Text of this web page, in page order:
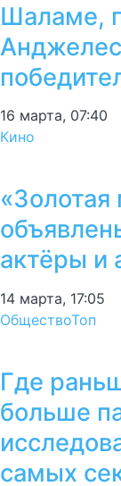
Шаламе,
16 марта, 07:40
Кино
актёры и
14 марта, 17:05
ОбществоТоп
Где
больше
самых